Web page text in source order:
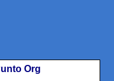
Org